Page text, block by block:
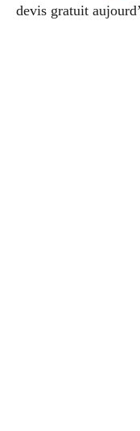
devis gratuit